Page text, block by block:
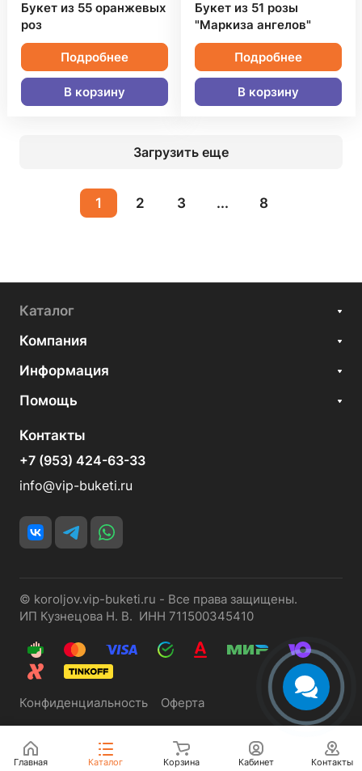
Букет из 55 оранжевых
роз
Подробнее
В корзину
Букет из 51 розы
"Маркиза ангелов"
Подробнее
В корзину
Загрузить еще
1 2 3 ... 8
Каталог
Компания
Информация
Помощь
Контакты
+7 (953) 424-63-33
info@vip-buketi.ru
© koroljov.vip-buketi.ru - Все права защищены.
ИП Кузнецова Н. В. ИНН 711500345410
Конфиденциальность Оферта
Главная Каталог Корзина Кабинет Контакты